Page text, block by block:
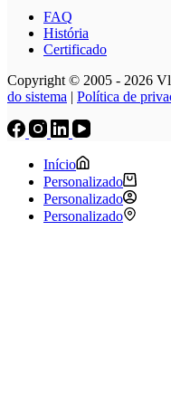
FAQ
História
Certificado
Copyright © 2005 - 2026
do sistema | Política de
Início
Personalizado
Personalizado
Personalizado